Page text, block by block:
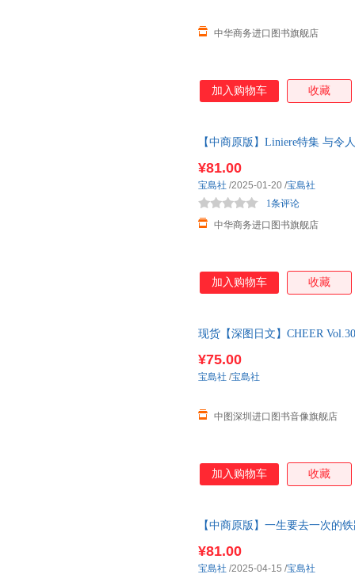
中华商务进口图书旗舰店
加入购物车 收藏
【中商原版】Liniere特集 与令
¥81.00
中华商务进口图书旗舰店
1条评论
宝島社 /2025-01-20 /宝島社
加入购物车 收藏
现货【深图日文】CHEER
¥75.00
中图深圳进口图书音像旗舰店
宝島社 /宝島社
加入购物车 收藏
【中商原版】一生要去一次的
¥81.00
宝島社 /2025-04-15 /宝島社